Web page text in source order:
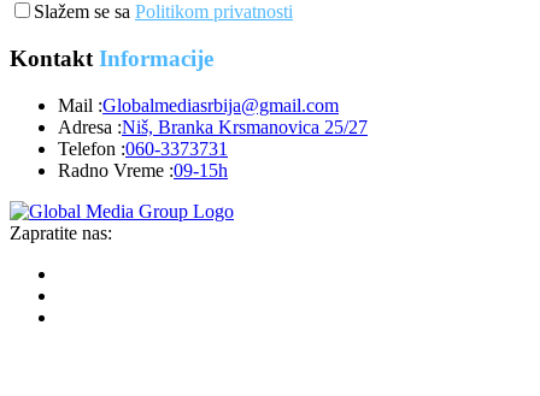
Slažem se sa Politikom privatnosti
Kontakt Informacije
Mail :Globalmediasrbija@gmail.com
Adresa :Niš, Branka Krsmanovica 25/27
Telefon :060-3373731
Radno Vreme :09-15h
Zapratite nas: